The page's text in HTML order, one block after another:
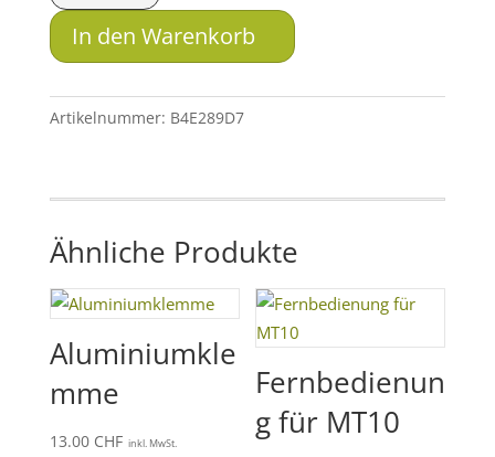
P7
Menge
In den Warenkorb
Artikelnummer: B4E289D7
Ähnliche Produkte
Aluminiumkle
mme
13.00 CHF inkl. MwSt.
Fernbedienun
g für MT10